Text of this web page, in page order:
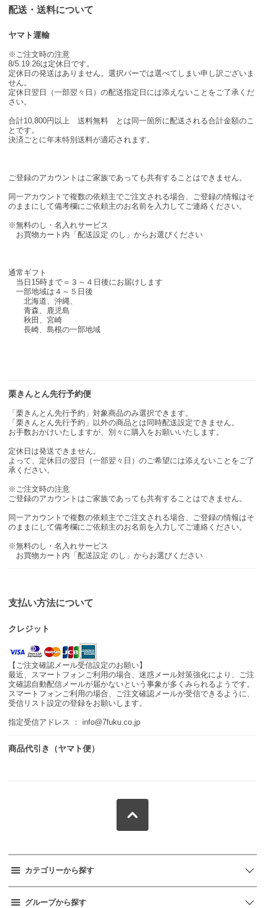
配送・送料について
ヤマト運輸
※ご注文時の注意
8/5.19.26は定休日です。
定休日の発送はありません。選択バーでは選べてしまい申し訳ございま
せん。
定休日翌日（一部翌々日）の配送指定日には添えないことをご了承くだ
さい。
合計10,800円以上 送料無料 とは同一箇所に配送される合計金額のこ
とです。
決済ごとに年末特別送料が適応されます。
ご登録のアカウントはご家族であっても共有することはできません。
同一アカウントで複数の依頼主でご注文される場合、ご登録の情報はそ
のままにして備考欄にご依頼主のお名前を入力してご連絡ください。
※無料のし・名入れサービス
お買物カート内「配送設定 のし」からお選びください
通常ギフト
当日15時まで＝３～４日後にお届けします
一部地域は４～５日後
北海道、沖縄、
青森、鹿児島
秋田、宮崎
長崎、島根の一部地域
栗きんとん先行予約便
「栗きんとん先行予約」対象商品のみ選択できます。
「栗きんとん先行予約」以外の商品とは同時配送設定できません。
お手数おかけいたしますが、別々に購入をお願いいたします。
定休日は発送できません。
よって、定休日の翌日（一部翌々日）のご希望には添えないことをご了
承ください。
※ご注文時の注意
ご登録のアカウントはご家族であっても共有することはできません。
同一アカウントで複数の依頼主でご注文される場合、ご登録の情報はそ
のままにして備考欄にご依頼主のお名前を入力してご連絡ください。
※無料のし・名入れサービス
お買物カート内「配送設定 のし」からお選びください
支払い方法について
クレジット
【ご注文確認メール受信設定のお願い】
最近、スマートフォンご利用の場合、迷惑メール対策強化により、ご注
文確認自動配信メールが届かないという事象が多くみられるようです。
スマートフォンご利用の場合、ご注文確認メールが受信できるように、
受信リスト設定の登録をお願いします。
指定受信アドレス ： info@7fuku.co.jp
商品代引き（ヤマト便）
カテゴリーから探す
グループから探す